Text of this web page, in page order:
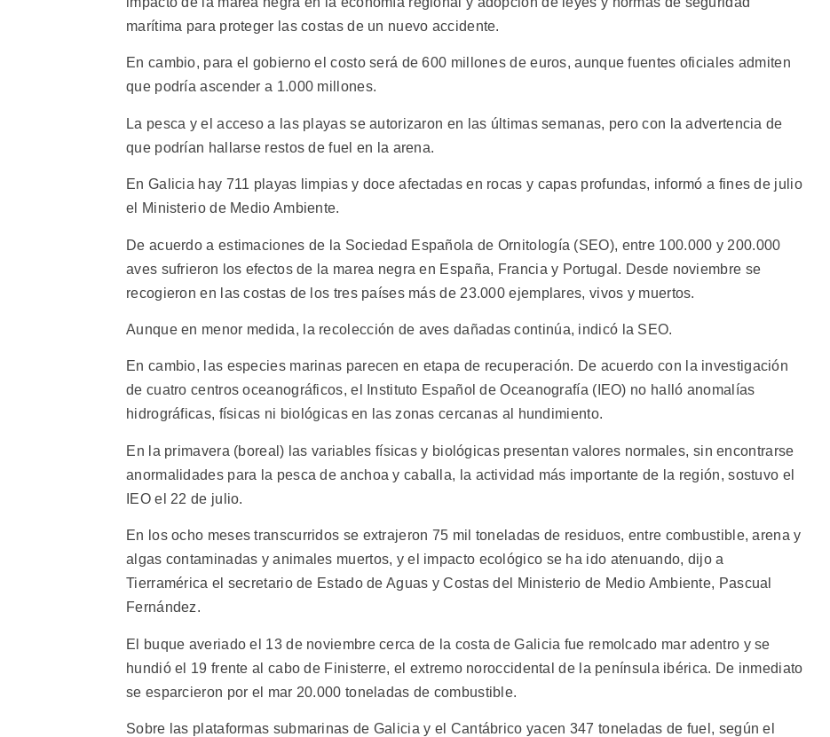
marítima para proteger las costas de un nuevo accidente.
En cambio, para el gobierno el costo será de 600 millones de euros, aunque fuentes oficiales admiten
que podría ascender a 1.000 millones.
La pesca y el acceso a las playas se autorizaron en las últimas semanas, pero con la advertencia de
que podrían hallarse restos de fuel en la arena.
En Galicia hay 711 playas limpias y doce afectadas en rocas y capas profundas, informó a fines de julio
el Ministerio de Medio Ambiente.
De acuerdo a estimaciones de la Sociedad Española de Ornitología (SEO), entre 100.000 y 200.000
aves sufrieron los efectos de la marea negra en España, Francia y Portugal. Desde noviembre se
recogieron en las costas de los tres países más de 23.000 ejemplares, vivos y muertos.
Aunque en menor medida, la recolección de aves dañadas continúa, indicó la SEO.
En cambio, las especies marinas parecen en etapa de recuperación. De acuerdo con la investigación
de cuatro centros oceanográficos, el Instituto Español de Oceanografía (IEO) no halló anomalías
hidrográficas, físicas ni biológicas en las zonas cercanas al hundimiento.
En la primavera (boreal) las variables físicas y biológicas presentan valores normales, sin encontrarse
anormalidades para la pesca de anchoa y caballa, la actividad más importante de la región, sostuvo el
IEO el 22 de julio.
En los ocho meses transcurridos se extrajeron 75 mil toneladas de residuos, entre combustible, arena y
algas contaminadas y animales muertos, y el impacto ecológico se ha ido atenuando, dijo a
Tierramérica el secretario de Estado de Aguas y Costas del Ministerio de Medio Ambiente, Pascual
Fernández.
El buque averiado el 13 de noviembre cerca de la costa de Galicia fue remolcado mar adentro y se
hundió el 19 frente al cabo de Finisterre, el extremo noroccidental de la península ibérica. De inmediato
se esparcieron por el mar 20.000 toneladas de combustible.
Sobre las plataformas submarinas de Galicia y el Cantábrico yacen 347 toneladas de fuel, según el